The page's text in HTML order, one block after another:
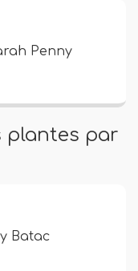
Penny
plantes par
Batac